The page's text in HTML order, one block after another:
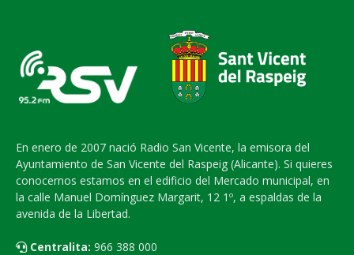
En enero de 2007 nació Radio San Vicente, la emisora del
Ayuntamiento de San Vicente del Raspeig (Alicante). Si quieres
conocernos estamos en el edificio del Mercado municipal, en
la calle Manuel Domínguez Margarit, 12 1º, a espaldas de la
avenida de la Libertad.
Centralita: 966 388 000